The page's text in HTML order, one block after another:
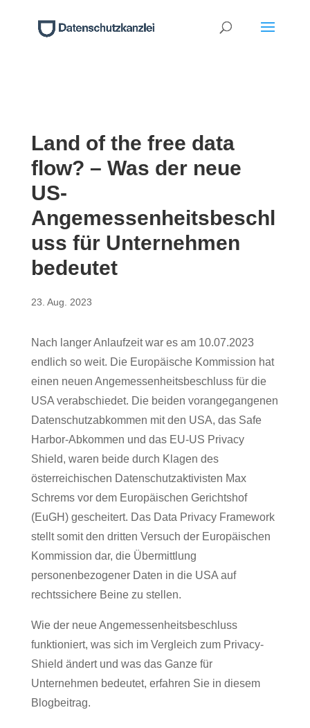
Land of the free data
flow? – Was der neue
US-
Angemessenheitsbeschl
uss für Unternehmen
bedeutet
23. Aug. 2023
Nach langer Anlaufzeit war es am 10.07.2023
endlich so weit. Die Europäische Kommission hat
einen neuen Angemessenheitsbeschluss für die
USA verabschiedet. Die beiden vorangegangenen
Datenschutzabkommen mit den USA, das Safe
Harbor-Abkommen und das EU-US Privacy
Shield, waren beide durch Klagen des
österreichischen Datenschutzaktivisten Max
Schrems vor dem Europäischen Gerichtshof
(EuGH) gescheitert. Das Data Privacy Framework
stellt somit den dritten Versuch der Europäischen
Kommission dar, die Übermittlung
personenbezogener Daten in die USA auf
rechtssichere Beine zu stellen.
Wie der neue Angemessenheitsbeschluss
funktioniert, was sich im Vergleich zum Privacy-
Shield ändert und was das Ganze für
Unternehmen bedeutet, erfahren Sie in diesem
Blogbeitrag.